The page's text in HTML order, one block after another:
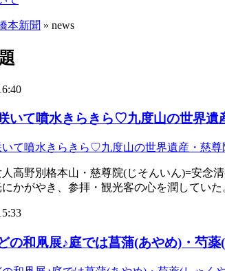
本新聞 » news
いて噴水きらきら♡九度山の世界遺
高野別格本山・慈尊院(じそんいん)=安念
かがやき、参拝・観光客の心を潤してい
の和凧展♪庭では菖蒲(あやめ)・芍